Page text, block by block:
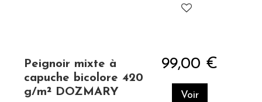
Peignoir mixte à
capuche bicolore 420
g/m² DOZMARY
99,00 €
Voir